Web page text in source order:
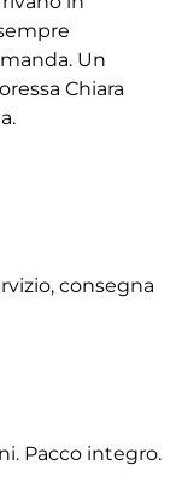
oligosaccaridi
di salmone,
fosforo,
test sugli
e abusi
che possa
umani e
Un
Chiara
consegna
Pacco integro.